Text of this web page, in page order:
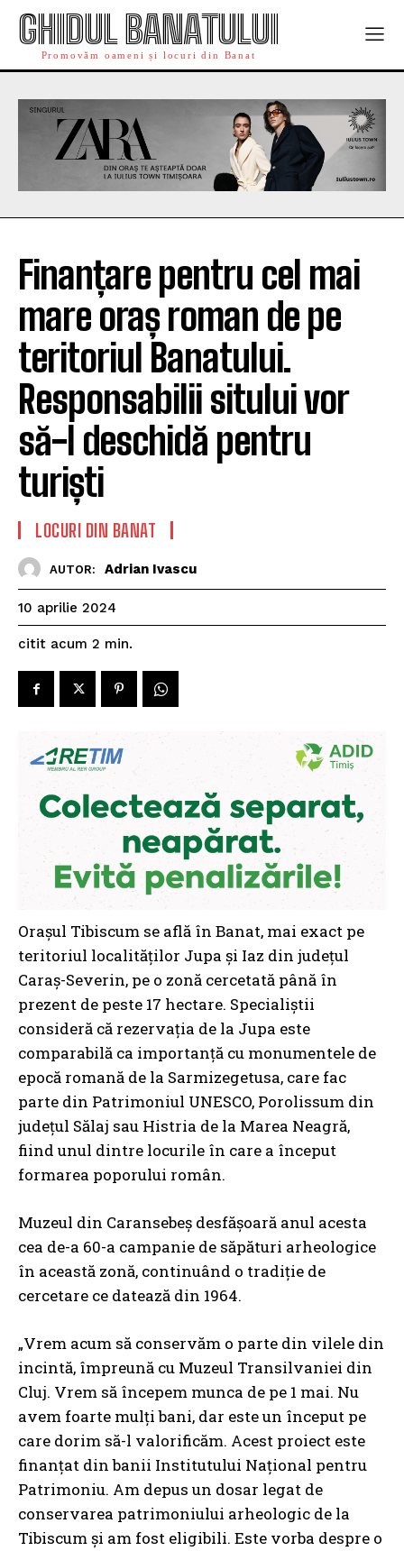
GHIDUL BANATULUI
Promovăm oameni și locuri din Banat
Finanțare pentru cel mai
mare oraș roman de pe
teritoriul Banatului.
Responsabilii sitului vor
să-l deschidă pentru
turiști
LOCURI DIN BANAT
AUTOR: Adrian Ivascu
10 aprilie 2024
citit acum 2 min.
Orașul Tibiscum se află în Banat, mai exact pe
teritoriul localităților Jupa și Iaz din județul
Caraș-Severin, pe o zonă cercetată până în
prezent de peste 17 hectare. Specialiștii
consideră că rezervația de la Jupa este
comparabilă ca importanță cu monumentele de
epocă romană de la Sarmizegetusa, care fac
parte din Patrimoniul UNESCO, Porolissum din
județul Sălaj sau Histria de la Marea Neagră,
fiind unul dintre locurile în care a început
formarea poporului român.
Muzeul din Caransebeș desfășoară anul acesta
cea de-a 60-a campanie de săpături arheologice
în această zonă, continuând o tradiție de
cercetare ce datează din 1964.
„Vrem acum să conservăm o parte din vilele din
incintă, împreună cu Muzeul Transilvaniei din
Cluj. Vrem să începem munca de pe 1 mai. Nu
avem foarte mulți bani, dar este un început pe
care dorim să-l valorificăm. Acest proiect este
finanțat din banii Institutului Național pentru
Patrimoniu. Am depus un dosar legat de
conservarea patrimoniului arheologic de la
Tibiscum și am fost eligibili. Este vorba despre o